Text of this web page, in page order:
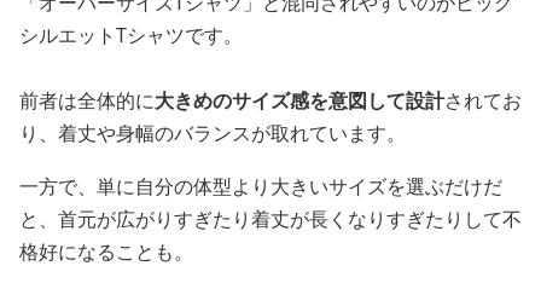
シルエットTシャツです。
前者は全体的に大きめのサイズ感を意図して設計されてお
り、着丈や身幅のバランスが取れています。
一方で、単に自分の体型より大きいサイズを選ぶだけだ
と、首元が広がりすぎたり着丈が長くなりすぎたりして不
格好になることも。